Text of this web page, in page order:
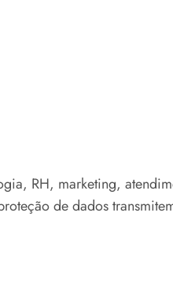
RH, marketing,
de dados